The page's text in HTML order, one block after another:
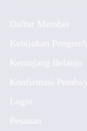
Daftar Member
Kebijakan
Keranjang Belanja
Konfirmasi
Login
Pesanan